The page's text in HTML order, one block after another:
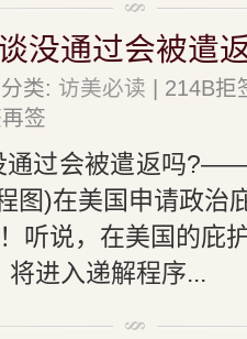
没通过会被遣
类: 访美必读 | 214B
签
通过会被遣返吗
图)在美国申请政治
听说，在美国的庇
进入递解程序...